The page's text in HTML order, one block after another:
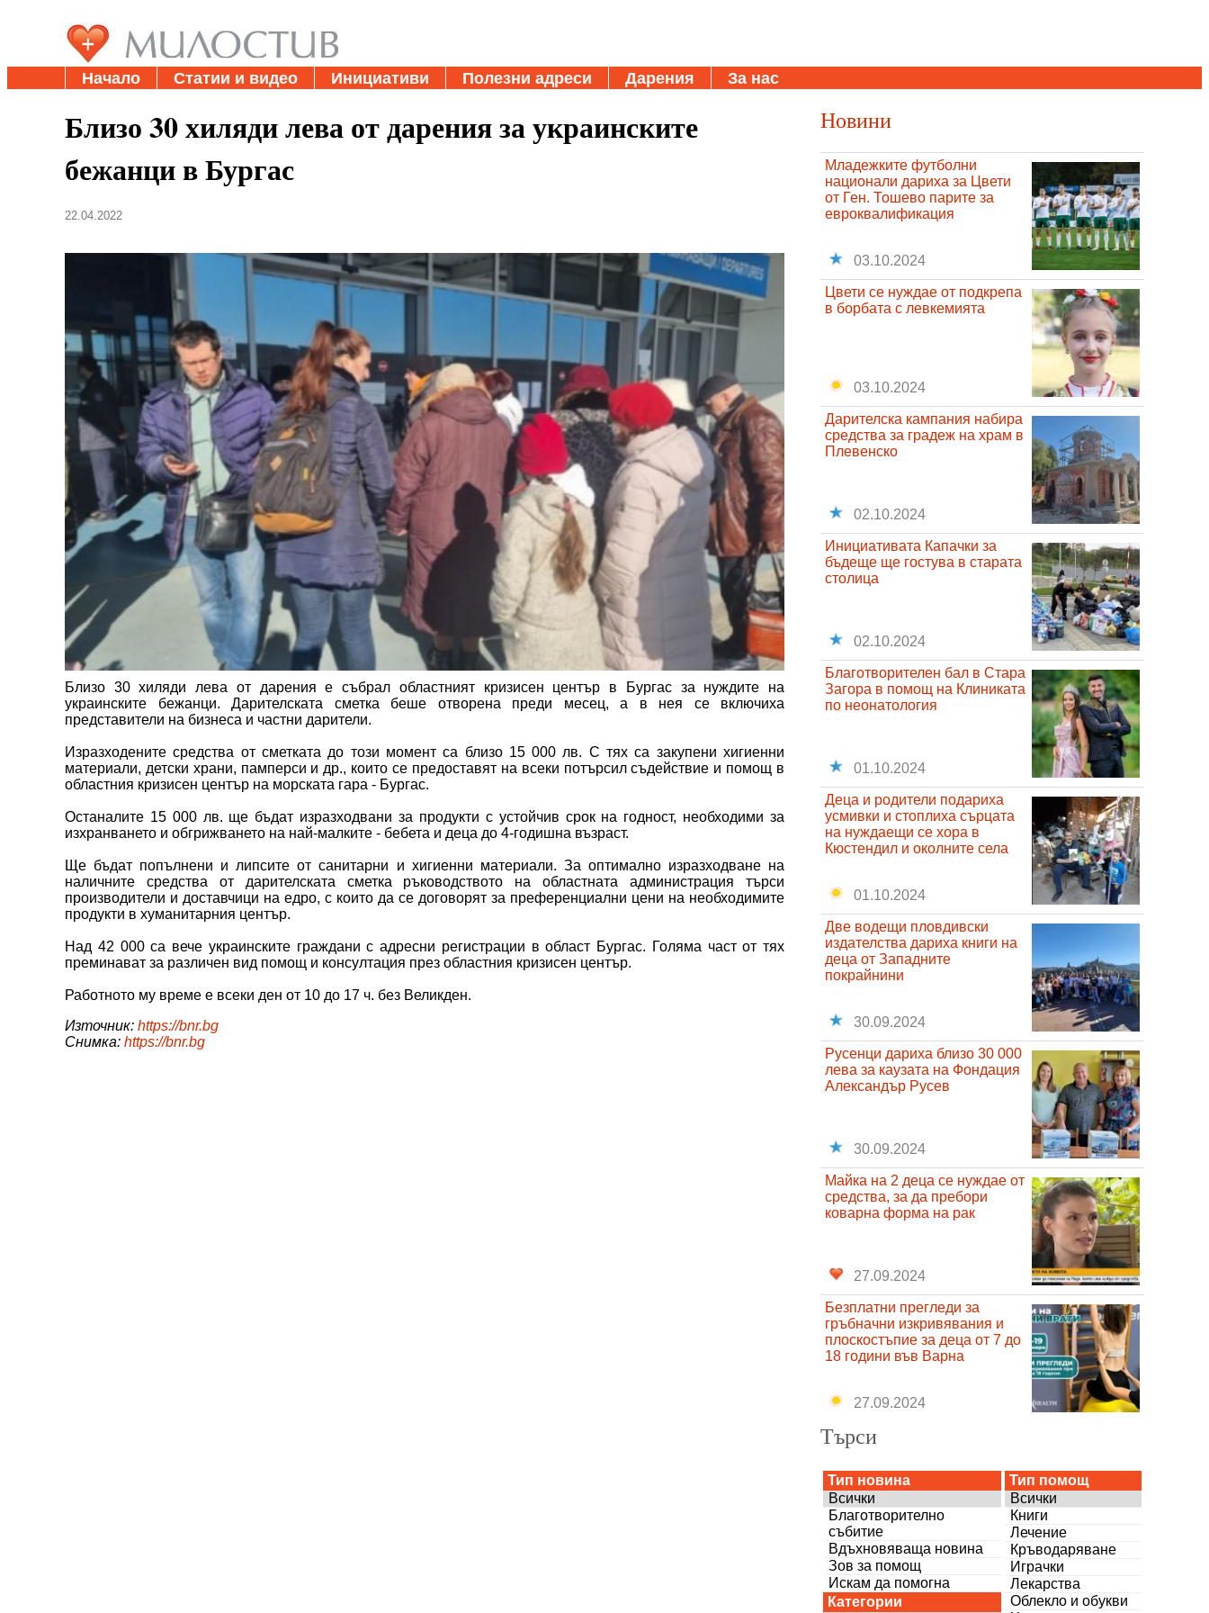
Начало Статии и видео Инициативи Полезни адреси Дарения За нас
Близо 30 хиляди лева от дарения за украинските
бежанци в Бургас
22.04.2022
Близо 30 хиляди лева от дарения е събрал областният кризисен център в Бургас за нуждите на
украинските бежанци. Дарителската сметка беше отворена преди месец, а в нея се включиха
представители на бизнеса и частни дарители.
Изразходените средства от сметката до този момент са близо 15 000 лв. С тях са закупени хигиенни
материали, детски храни, памперси и др., които се предоставят на всеки потърсил съдействие и помощ в
областния кризисен център на морската гара - Бургас.
Останалите 15 000 лв. ще бъдат изразходвани за продукти с устойчив срок на годност, необходими за
изхранването и обгрижването на най-малките - бебета и деца до 4-годишна възраст.
Ще бъдат попълнени и липсите от санитарни и хигиенни материали. За оптимално изразходване на
наличните средства от дарителската сметка ръководството на областната администрация търси
производители и доставчици на едро, с които да се договорят за преференциални цени на необходимите
продукти в хуманитарния център.
Над 42 000 са вече украинските граждани с адресни регистрации в област Бургас. Голяма част от тях
преминават за различен вид помощ и консултация през областния кризисен център.
Работното му време е всеки ден от 10 до 17 ч. без Великден.
Източник: https://bnr.bg
Снимка: https://bnr.bg
Новини
Младежките футболни
национали дариха за Цвети
от Ген. Тошево парите за
евроквалификация
03.10.2024
Цвети се нуждае от подкрепа
в борбата с левкемията
03.10.2024
Дарителска кампания набира
средства за градеж на храм в
Плевенско
02.10.2024
Инициативата Капачки за
бъдеще ще гостува в старата
столица
02.10.2024
Благотворителен бал в Стара
Загора в помощ на Клиниката
по неонатология
01.10.2024
Деца и родители подариха
усмивки и стоплиха сърцата
на нуждаещи се хора в
Кюстендил и околните села
01.10.2024
Две водещи пловдивски
издателства дариха книги на
деца от Западните
покрайнини
30.09.2024
Русенци дариха близо 30 000
лева за каузата на Фондация
Александър Русев
30.09.2024
Майка на 2 деца се нуждае от
средства, за да пребори
коварна форма на рак
27.09.2024
Безплатни прегледи за
гръбначни изкривявания и
плоскостъпие за деца от 7 до
18 години във Варна
27.09.2024
Търси
Тип новина
Всички
Благотворително
събитие
Вдъхновяваща новина
Зов за помощ
Искам да помогна
Категории
Тип помощ
Всички
Книги
Лечение
Кръводаряване
Играчки
Лекарства
Облекло и обукви